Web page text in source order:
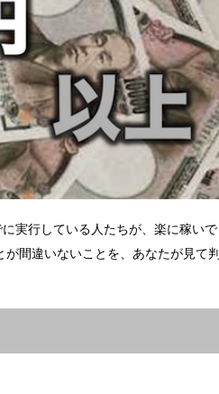
実行している人たちが、楽に稼いで
間違いないことを、あなたが見て判